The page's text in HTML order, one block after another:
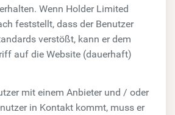
Wenn Holder Limited
feststellt, dass der Benutzer
verstößt, kann er dem
auf die Website (dauerhaft)
mit einem Anbieter und / oder
in Kontakt kommt, muss er